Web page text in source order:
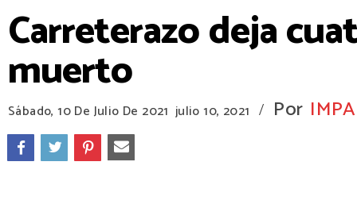
Carreterazo deja
muerto
Sábado, 10 De Julio De 2021 julio 10, 2021 / Por